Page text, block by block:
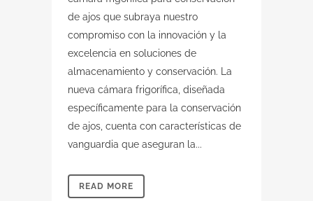
de ajos que subraya nuestro
compromiso con la innovación y la
excelencia en soluciones de
almacenamiento y conservación. La
nueva cámara frigorífica, diseñada
específicamente para la conservación
de ajos, cuenta con características de
vanguardia que aseguran la...
READ MORE